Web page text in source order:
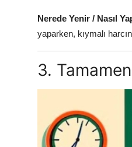
Nerede Yenir / Nasıl
yaparken, kıymalı
3.